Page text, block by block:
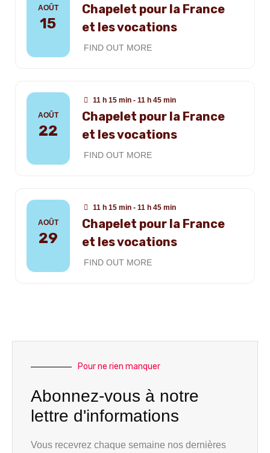
AOÛT
15
Chapelet pour la France
et les vocations
FIND OUT MORE
AOÛT
22
11 h 15 min - 11 h 45 min
Chapelet pour la France
et les vocations
FIND OUT MORE
AOÛT
29
11 h 15 min - 11 h 45 min
Chapelet pour la France
et les vocations
FIND OUT MORE
Pour ne rien manquer
Abonnez-vous à notre
lettre d'informations
Vous recevrez chaque semaine nos dernières